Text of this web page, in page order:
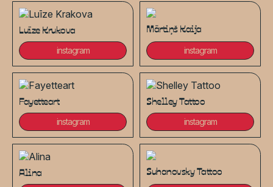
Luīze Krukova
instagram
Mārtiņš Kaija
instagram
Fayetteart
instagram
Shelley Tattoo
instagram
Alina Suhanovsky Tattoo